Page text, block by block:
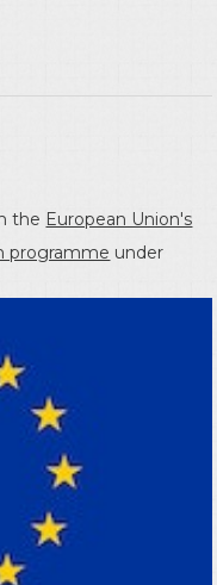
the European Union's
programme under